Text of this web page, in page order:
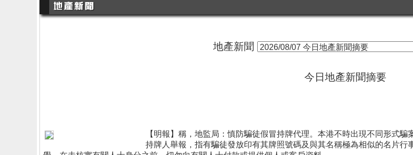
地產新聞
今日地產新聞摘要
【明報】稱，地監局：慎防騙徒假冒持牌代理。本港不時出現不同形式
持牌人舉報，指有騙徒發放印有其牌照號碼及與其名稱極為相似的名片